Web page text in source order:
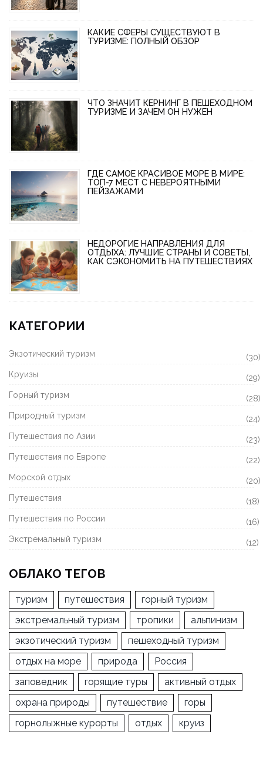
КАКИЕ СФЕРЫ СУЩЕСТВУЮТ В
ТУРИЗМЕ: ПОЛНЫЙ ОБЗОР
ЧТО ЗНАЧИТ КЕРНИНГ В ПЕШЕХОДНОМ
ТУРИЗМЕ И ЗАЧЕМ ОН НУЖЕН
ГДЕ САМОЕ КРАСИВОЕ МОРЕ В МИРЕ:
ТОП-7 МЕСТ С НЕВЕРОЯТНЫМИ
ПЕЙЗАЖАМИ
НЕДОРОГИЕ НАПРАВЛЕНИЯ ДЛЯ
ОТДЫХА: ЛУЧШИЕ СТРАНЫ И СОВЕТЫ,
КАК СЭКОНОМИТЬ НА ПУТЕШЕСТВИЯХ
КАТЕГОРИИ
Экзотический туризм
(30)
Круизы
(29)
Горный туризм
(28)
Природный туризм
(24)
Путешествия по Азии
(23)
Путешествия по Европе
(22)
Морской отдых
(20)
Путешествия
(18)
Путешествия по России
(16)
Экстремальный туризм
(12)
ОБЛАКО ТЕГОВ
туризм путешествия
горный туризм
экстремальный туризм
тропики
альпинизм
экзотический туризм
пешеходный туризм
отдых на море
природа
Россия
заповедник
горящие туры
активный отдых
охрана природы
путешествие
горы
горнолыжные курорты
отдых круиз